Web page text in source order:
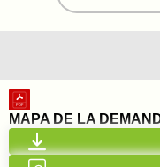
Inicio
Nosotros
MAPA DE LA